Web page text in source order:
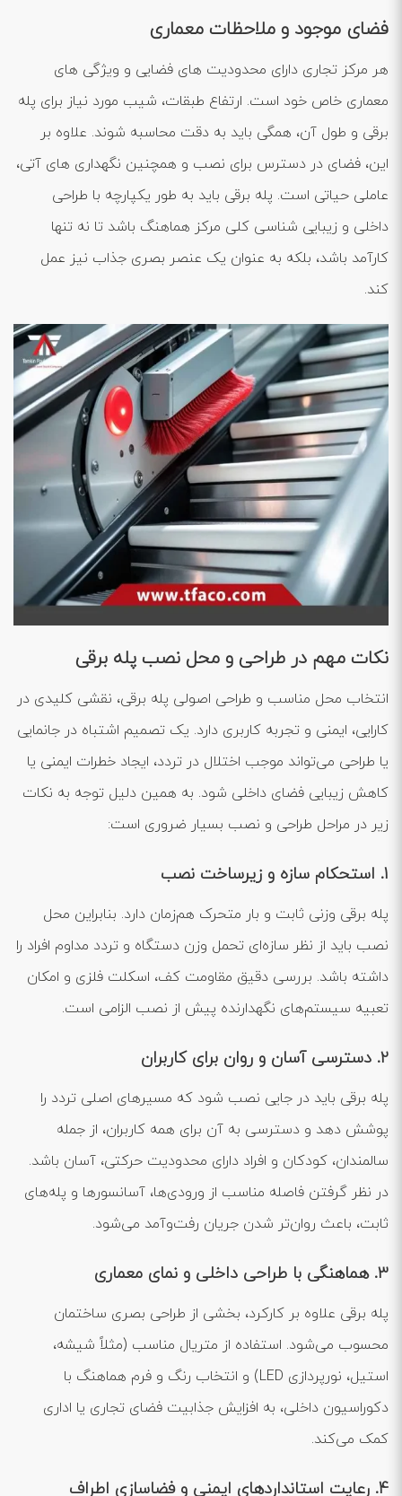
فضای موجود و ملاحظات معماری
هر مرکز تجاری دارای محدودیت ‌های فضایی و ویژگی ‌های
معماری خاص خود است. ارتفاع طبقات، شیب مورد نیاز برای پله
برقی و طول آن، همگی باید به دقت محاسبه شوند. علاوه بر
این، فضای در دسترس برای نصب و همچنین نگهداری ‌های آتی،
عاملی حیاتی است. پله برقی باید به طور یکپارچه با طراحی
داخلی و زیبایی‌ شناسی کلی مرکز هماهنگ باشد تا نه تنها
کارآمد باشد، بلکه به عنوان یک عنصر بصری جذاب نیز عمل
کند.
نکات مهم در طراحی و محل نصب پله برقی
انتخاب محل مناسب و طراحی اصولی پله برقی، نقشی کلیدی در
کارایی، ایمنی و تجربه کاربری دارد. یک تصمیم اشتباه در جانمایی
یا طراحی می‌تواند موجب اختلال در تردد، ایجاد خطرات ایمنی یا
کاهش زیبایی فضای داخلی شود. به همین دلیل توجه به نکات
زیر در مراحل طراحی و نصب بسیار ضروری است:
1. استحکام سازه و زیرساخت نصب
پله برقی وزنی ثابت و بار متحرک هم‌زمان دارد. بنابراین محل
نصب باید از نظر سازه‌ای تحمل وزن دستگاه و تردد مداوم افراد را
داشته باشد. بررسی دقیق مقاومت کف، اسکلت فلزی و امکان
تعبیه سیستم‌های نگهدارنده پیش از نصب الزامی است.
2. دسترسی آسان و روان برای کاربران
پله برقی باید در جایی نصب شود که مسیرهای اصلی تردد را
پوشش دهد و دسترسی به آن برای همه کاربران، از جمله
سالمندان، کودکان و افراد دارای محدودیت حرکتی، آسان باشد.
در نظر گرفتن فاصله مناسب از ورودی‌ها، آسانسورها و پله‌های
ثابت، باعث روان‌تر شدن جریان رفت‌وآمد می‌شود.
3. هماهنگی با طراحی داخلی و نمای معماری
پله برقی علاوه بر کارکرد، بخشی از طراحی بصری ساختمان
محسوب می‌شود. استفاده از متریال مناسب (مثلاً شیشه،
استیل، نورپردازی LED) و انتخاب رنگ و فرم هماهنگ با
دکوراسیون داخلی، به افزایش جذابیت فضای تجاری یا اداری
کمک می‌کند.
4. رعایت استانداردهای ایمنی و فضاسازی اطراف